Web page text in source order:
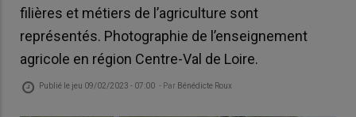
filières et métiers de l’agriculture sont
représentés. Photographie de l’enseignement
agricole en région Centre-Val de Loire.
Publié le jeu 09/02/2023 - 07:00 - Par Bénédicte Roux